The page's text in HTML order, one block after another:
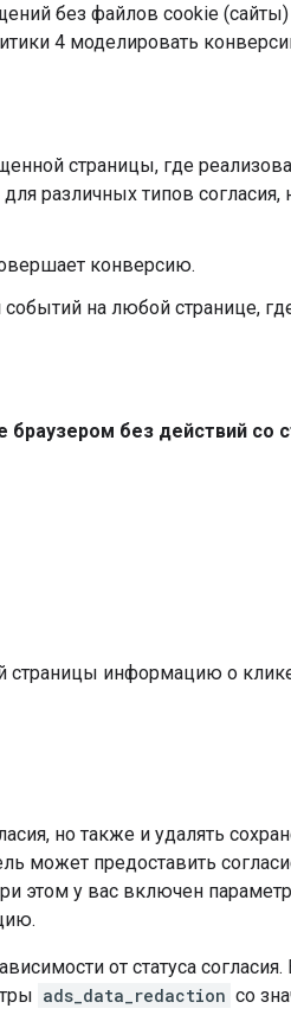
без файлов cookie (сайты)
4 моделировать
страницы, где
различных типов
конверсию.
на любой странице,
браузером без действий со
страницы информацию о
но также и удалять
может предоставить
этом у вас включен параметр
от статуса согласия.
ads_data_redaction со